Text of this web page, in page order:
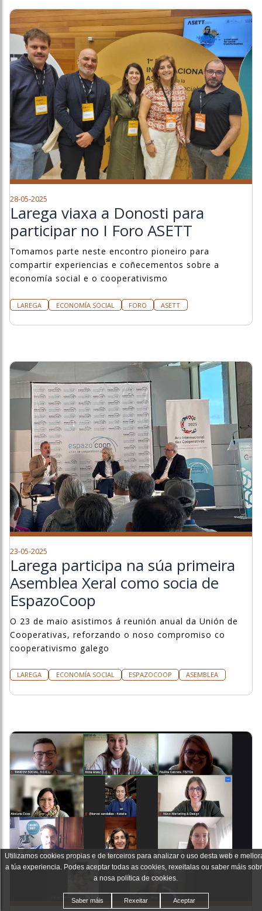
Utilizamos cookies propias e de terceiros para analizar o uso desta web e
a túa experiencia. Podes aceptar todas as cookies, rexeitalas ou saber máis
a nosa política de cookies.
Saber máis Rexeitar Aceptar
28-05-2025
Larega viaxa a Donosti para
participar no I Foro ASETT
Tomamos parte neste encontro pioneiro para
compartir experiencias e coñecementos sobre a
economía social e o cooperativismo
LAREGA ECONOMÍA SOCIAL FORO ASETT
23-05-2025
Larega participa na súa primeira
Asemblea Xeral como socia de
EspazoCoop
O 23 de maio asistimos á reunión anual da Unión de
Cooperativas, reforzando o noso compromiso co
cooperativismo galego
LAREGA ECONOMÍA SOCIAL ESPAZOCOOP ASEMBLEA